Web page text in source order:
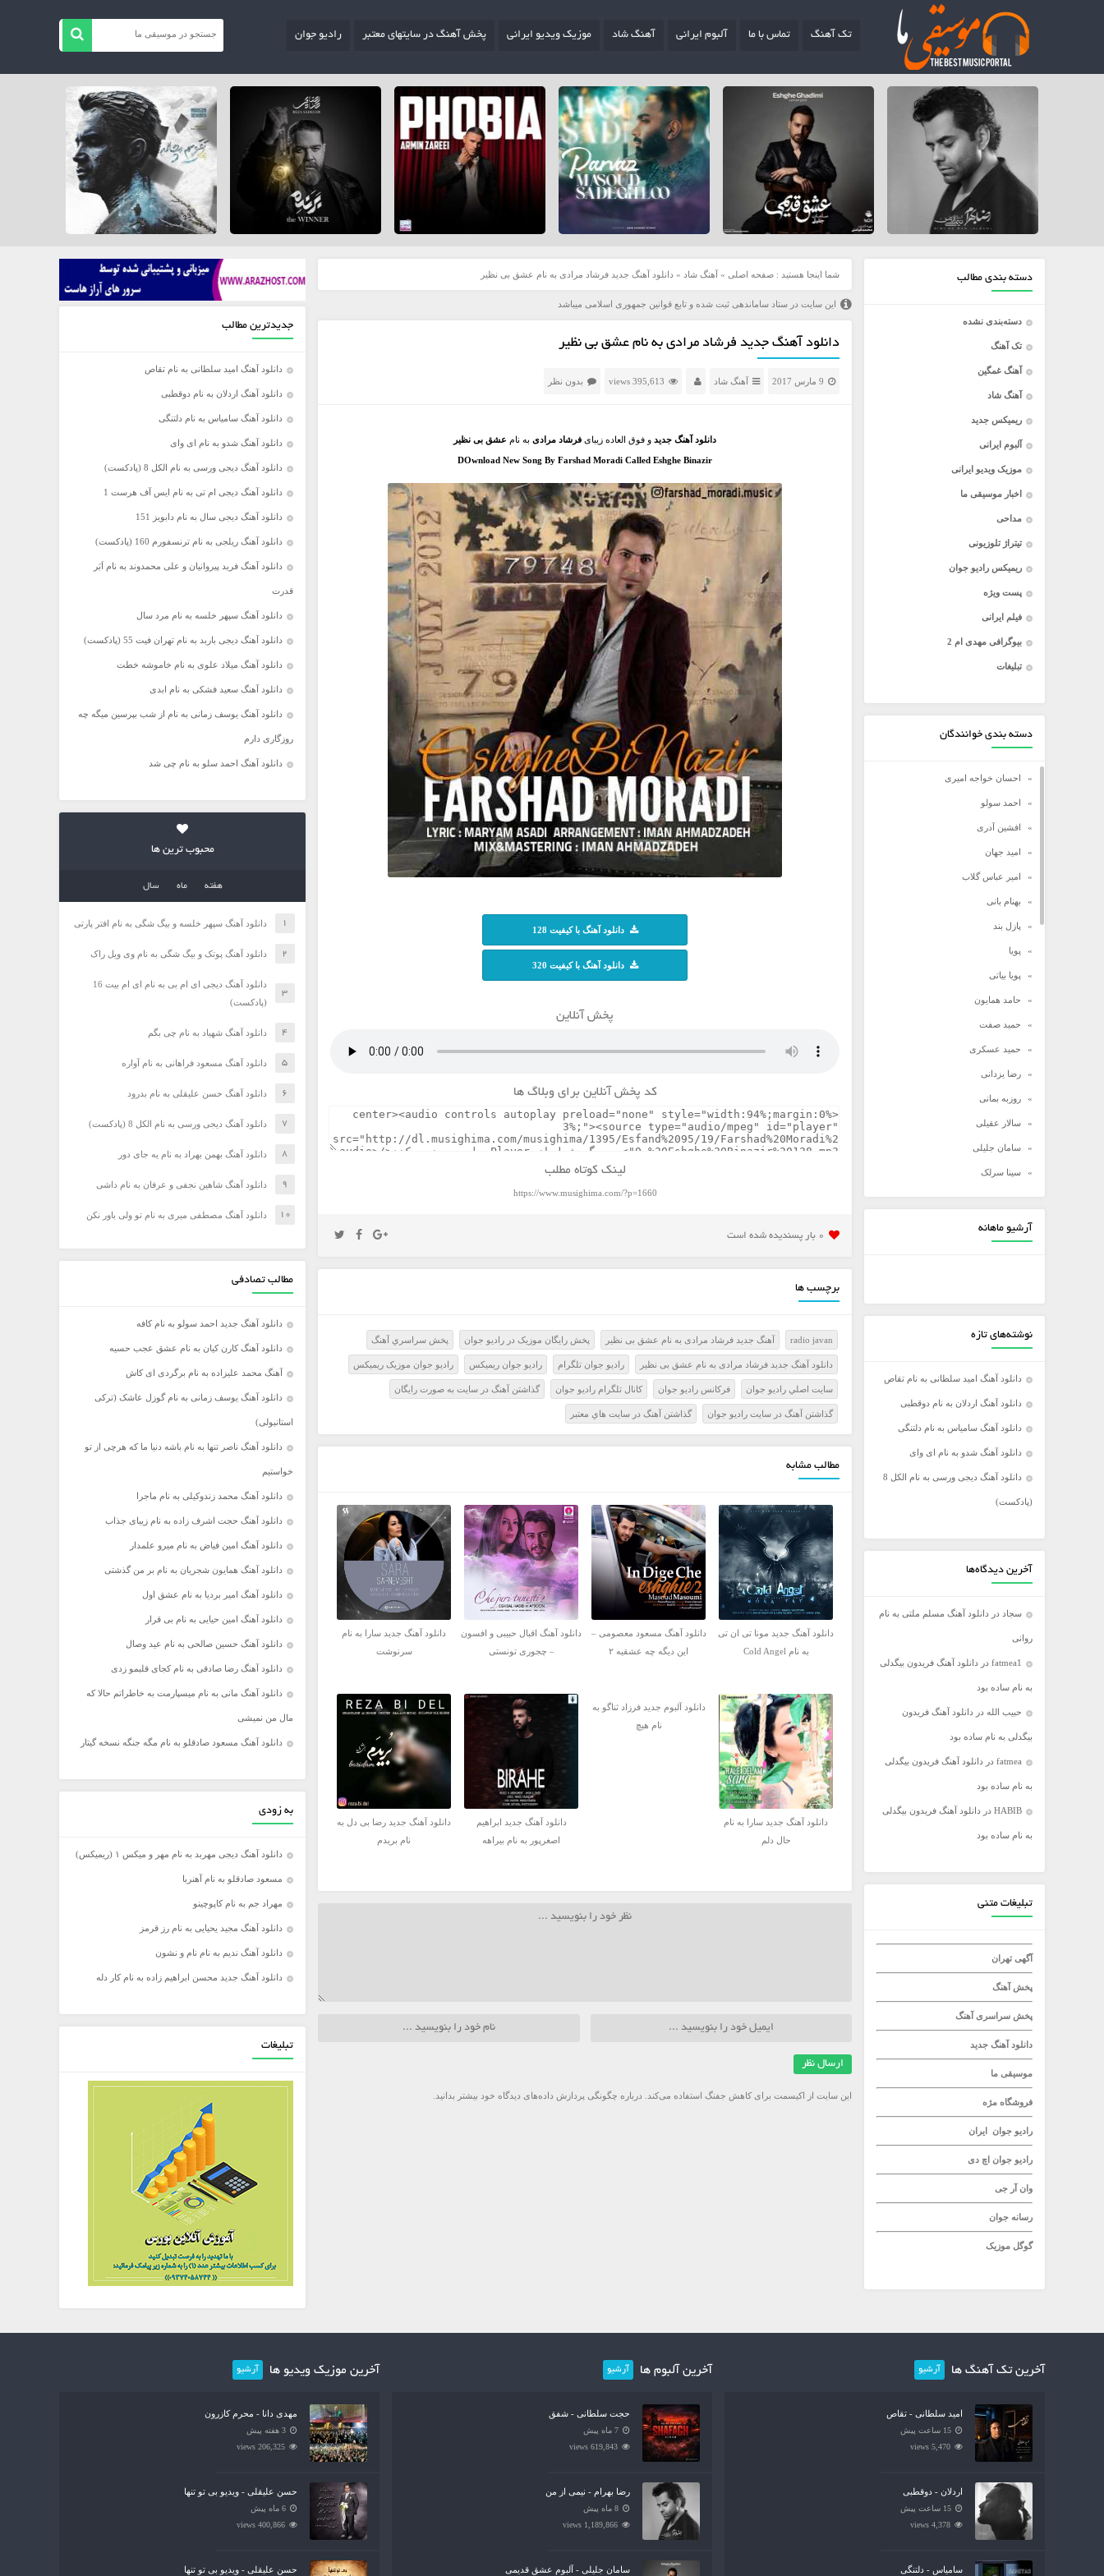
تک آهنگ تماس با ما آلبوم ایرانی آهنگ شاد موزیک ویدیو ایرانی پخش آهنگ در سایتهای معتبر رادیو جوان
دسته بندی مطالب
دسته‌بندی نشده
تک آهنگ
آهنگ غمگین
آهنگ شاد
ریمیکس جدید
آلبوم ایرانی
موزیک ویدیو ایرانی
اخبار موسیقی ما
مداحی
تیتراژ تلوزیونی
ریمیکس رادیو جوان
پست ویژه
فیلم ایرانی
بیوگرافی مهدی ام 2
تبلیغات
دسته بندی خوانندگان
احسان خواجه امیری
احمد سولو
افشین آدری
امید جهان
امیر عباس گلاب
بهنام بانی
پازل بند
پویا
پویا بیاتی
حامد همایون
حمید صفت
حمید عسکری
رضا یزدانی
روزبه بمانی
سالار عقیلی
سامان جلیلی
سینا سرلک
شادمهر عقیلی
مازیار فلاحی
مجید اخشابی
محسن ابراهیم زاده
محسن چاووشی
محسن یگانه
محمد رضا گلزار
محمد علیزاده
مرتضی اشرفی
مرتضی سرمدی
مهدی جهانی
مهدی یغمایی
میثم ابراهیمی
آرشیو ماهانه
نوشته‌های تازه
دانلود آهنگ امید سلطانی به نام تقاص
دانلود آهنگ اردلان به نام دوقطبی
دانلود آهنگ سامیاس به نام دلتنگی
دانلود آهنگ شدو به نام ای وای
دانلود آهنگ دیجی ورسی به نام الکل 8
(پادکست)
آخرین دیدگاه‌ها
سجاد در دانلود آهنگ مسلم ملتی به نام
روانی
fatmea1 در دانلود آهنگ فریدون بیگدلی
به نام ساده بود
حبیب الله در دانلود آهنگ فریدون
بیگدلی به نام ساده بود
fatmea در دانلود آهنگ فریدون بیگدلی
به نام ساده بود
HABIB در دانلود آهنگ فریدون بیگدلی
به نام ساده بود
تبلیغات متنی
آگهی تهران
پخش آهنگ
پخش سراسری آهنگ
دانلود آهنگ جدید
موسیقی ما
فروشگاه مژه
رادیو جوان ایران
رادیو جوان اچ دی
وان آر جی
رسانه جوان
گوگل موزیک
شما اینجا هستید : صفحه اصلی » آهنگ شاد » دانلود آهنگ جدید فرشاد مرادی به نام عشق بی نظیر
این سایت در ستاد ساماندهی ثبت شده و تابع قوانین جمهوری اسلامی میباشد
دانلود آهنگ جدید فرشاد مرادی به نام عشق بی نظیر
9 مارس 2017 آهنگ شاد 395,613 views بدون نظر
دانلود آهنگ جدید و فوق العاده زیبای فرشاد مرادی به نام عشق بی نظیر
DOwnload New Song By Farshad Moradi Called Eshghe Binazir
دانلود آهنگ با کیفیت 128
دانلود آهنگ با کیفیت 320
پخش آنلاین
کد پخش آنلاین برای وبلاگ ها
لینک کوتاه مطلب
https://www.musighima.com/?p=1660
0 بار پسنديده شده است
برچسب ها
radio javan آهنگ جدید فرشاد مرادی به نام عشق بی نظیر پخش رايگان موزيک در راديو جوان پخش سراسري آهنگ
دانلود آهنگ جدید فرشاد مرادی به نام عشق بی نظیر راديو جوان تلگرام راديو جوان ريميکس راديو جوان موزيک ريميکس
سايت اصلي راديو جوان فرکانس راديو جوان کانال تلگرام راديو جوان گذاشتن آهنگ در سايت به صورت رايگان
گذاشتن آهنگ در سايت راديو جوان گذاشتن آهنگ در سايت هاي معتبر
مطالب مشابه
دانلود آهنگ جدید مونا تی ان تی
به نام Cold Angel
دانلود آهنگ مسعود معصومی –
این دیگه چه عشقیه ۲
دانلود آهنگ اقبال حبیبی و افسون
– چجوری تونستی
دانلود آهنگ جدید سارا به نام
سرنوشت
دانلود آهنگ جدید سارا به نام
حال دلم
دانلود آلبوم جدید فرزاد ثناگو به
نام هیچ
دانلود آهنگ جدید ابراهیم
اصغرپور به نام بیراهه
دانلود آهنگ جدید رضا بی دل به
نام بریدم
این سایت از اکیسمت برای کاهش جفنگ استفاده می‌کند. درباره چگونگی پردازش داده‌های دیدگاه خود بیشتر بدانید.
جدیدترین مطالب
دانلود آهنگ امید سلطانی به نام تقاص
دانلود آهنگ اردلان به نام دوقطبی
دانلود آهنگ سامیاس به نام دلتنگی
دانلود آهنگ شدو به نام ای وای
دانلود آهنگ دیجی ورسی به نام الکل 8 (پادکست)
دانلود آهنگ دیجی ام تی به نام ایس آف هرست 1
دانلود آهنگ دیجی سال به نام دابویز 151
دانلود آهنگ ریلجی به نام ترنسفورم 160 (پادکست)
دانلود آهنگ فرید پیروانیان و علی محمدوند به نام اَبَر
قدرت
دانلود آهنگ سپهر خلسه به نام مرد سال
دانلود آهنگ دیجی باربد به نام تهران فیت 55 (پادکست)
دانلود آهنگ میلاد علوی به نام خاموشه خطت
دانلود آهنگ سعید فشکی به نام ابدی
دانلود آهنگ یوسف زمانی به نام از شب بپرسین میگه چه
روزگاری دارم
دانلود آهنگ احمد سلو به نام چی شد
محبوب ترین ها
هفته ماه سال
دانلود آهنگ سپهر خلسه و بیگ شگی به نام افتر پارتی
دانلود آهنگ پوتک و بیگ شگی به نام وی ویل راک
دانلود آهنگ دیجی ای ام بی به نام ای ام بیت 16
(پادکست)
دانلود آهنگ شهیاد به نام چی بگم
دانلود آهنگ مسعود فراهانی به نام آواره
دانلود آهنگ حسن علیقلی به نام بدرود
دانلود آهنگ دیجی ورسی به نام الکل 8 (پادکست)
دانلود آهنگ بهمن بهراد به نام یه جای دور
دانلود آهنگ شاهین نجفی و عرفان به نام داشی
دانلود آهنگ مصطفی میری به نام تو ولی باور نکن
مطالب تصادفی
دانلود آهنگ جدید احمد سولو به نام کافه
دانلود آهنگ کارن کیان به نام عشق عجب حسیه
آهنگ محمد علیزاده به نام برگردی ای کاش
دانلود آهنگ یوسف زمانی به نام گوزل عاشک (ترکی
استانبولی)
دانلود آهنگ ناصر تنها به نام باشه دنیا ما که هرچی از تو
خواستیم
دانلود آهنگ محمد زندوکیلی به نام ماجرا
دانلود آهنگ حجت اشرف زاده به نام زیبای جذاب
دانلود آهنگ امین فیاض به نام میرو علمدار
دانلود آهنگ همایون شجریان به نام بر من گذشتی
دانلود آهنگ امیر بردیا به نام عشق اول
دانلود آهنگ امین حیایی به نام بی قرار
دانلود آهنگ حسین صالحی به نام عید وصال
دانلود آهنگ رضا صادقی به نام کجای قلبمو‌ زدی
دانلود آهنگ مانی به نام میسپارمت به خاطراتم حالا که
مال من نمیشی
دانلود آهنگ مسعود صادقلو به نام مگه جنگه نسخه گیتار
به زودی
دانلود آهنگ دیجی مهربد به نام مهر و میکس ۱ (ریمیکس)
مسعود صادقلو به نام آهنربا
مهراد جم به نام کاپوچینو
دانلود آهنگ مجید یحیایی به نام رز قرمز
دانلود آهنگ ندیم به نام نام و نشون
دانلود آهنگ جدید محسن ابراهیم زاده به نام کار دله
تبلیغات
آخرین تک آهنگ ها آرشیو
امید سلطانی - تقاص
15 ساعت پیش
5,470 views
اردلان - دوقطبی
15 ساعت پیش
4,378 views
سامیاس - دلتنگی
آخرین آلبوم ها آرشیو
حجت سلطانی - شفق
7 ماه پیش
619,843 views
رضا بهرام - نیمی از من
8 ماه پیش
1,189,866 views
سامان جلیلی - آلبوم عشق قدیمی
آخرین موزیک ویدیو ها آرشیو
مهدی دانا - محرم کازرون
3 هفته پیش
206,325 views
حسن علیقلی - ویدیو بی تو تنها
6 ماه پیش
400,866 views
حسن علیقلی - ویدیو بی تو تنها